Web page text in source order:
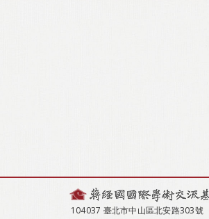
104037 臺北市中山區北安路303號